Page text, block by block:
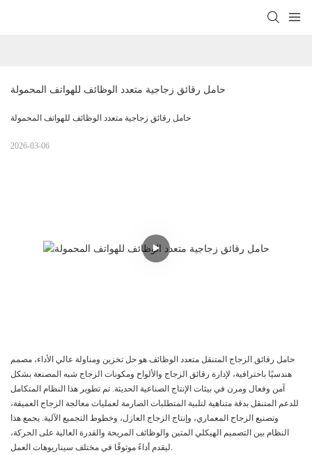
حامل رقائق زجاجية متعدد الوظائف للهواتف المحمولة
حامل رقائق زجاجية متعدد الوظائف للهواتف المحمولة
2026-03-06
حامل رقائق الزجاج المتنقل متعدد الوظائف هو حل تخزين ومناولة عالي الأداء، مصمم
هندسيًا باحترافية، لإدارة رقائق الزجاج والألواح ومكونات الزجاج شبه المصنعة بشكل
آمن وفعال ومرن في بيئات الإنتاج الصناعية الحديثة. تم تطوير هذا النظام المتكامل
للدعم المتنقل بدقة متناهية لتلبية المتطلبات الصارمة لعمليات معالجة الزجاج العميقة،
وتصنيع الزجاج المعماري، وإنتاج الزجاج العازل، وخطوط التجميع الآلية. يجمع هذا
النظام بين التصميم الهيكلي المتين والوظائف المريحة والقدرة العالية على الحركة،
ليقدم أداءً موثوقًا في مختلف سيناريوهات العمل.